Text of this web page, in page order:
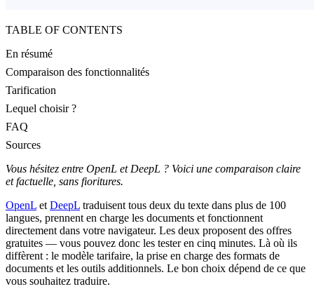
TABLE OF CONTENTS
En résumé
Comparaison des fonctionnalités
Tarification
Lequel choisir ?
FAQ
Sources
Vous hésitez entre OpenL et DeepL ? Voici une comparaison claire
et factuelle, sans fioritures.
OpenL et DeepL traduisent tous deux du texte dans plus de 100
langues, prennent en charge les documents et fonctionnent
directement dans votre navigateur. Les deux proposent des offres
gratuites — vous pouvez donc les tester en cinq minutes. Là où ils
diffèrent : le modèle tarifaire, la prise en charge des formats de
documents et les outils additionnels. Le bon choix dépend de ce que
vous souhaitez traduire.